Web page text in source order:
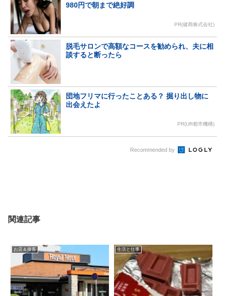
980円で朝まで絶好調
PR(健商株式会社)
脱毛サロンで高額なコースを勧められ、夫に相
談すると断ったら
団地フリマに行ったことある？ 掘り出し物に
出会えたよ
PR(UR都市機構)
Recommended by
関連記事
お店＆接客 生活と仕事